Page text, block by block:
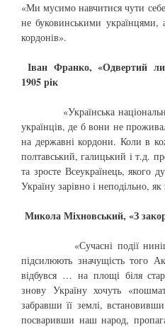
«Ми мусимо навчитися чути
не буковинськими українцями,
кордонів».
Іван Франко, «Одвертий
1905 рік
«Українська національна
українців, де б вони не
на державні кордони. Коли в
полтавський, галицький і т.д.
та зросте Всеукраїнець, якого
Україну зарівно і неподільно,
Микола Міхновський, «З
«Сучасні події
підсилюють значущість
відбувся … на площі біля
знову Україну хочуть
забравши її землі,
посваривши наш народ,